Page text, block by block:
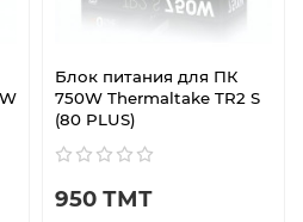
Блок питания для ПК
750W Thermaltake TR2 S
(80 PLUS)
950 ТМТ